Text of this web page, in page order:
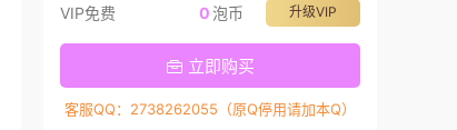
VIP免费 升级VIP
0泡币
立即购买
客服QQ：2738262055（原Q停用请加本Q）